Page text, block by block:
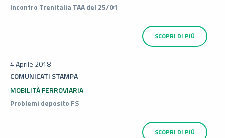
Incontro Trenitalia TAA del 25/01
SCOPRI DI PIÙ
4 Aprile 2018
COMUNICATI STAMPA
MOBILITÀ FERROVIARIA
Problemi deposito FS
SCOPRI DI PIÙ